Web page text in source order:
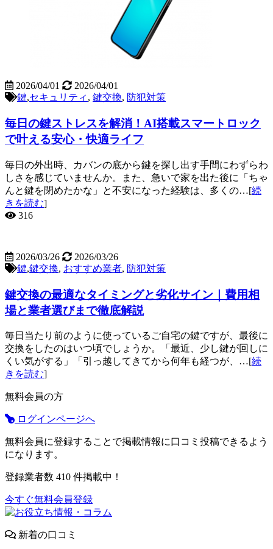
2026/04/01
2026/04/01
鍵,セキュリティ , 鍵交換, 防犯対策
毎日の鍵ストレスを解消！AI搭載スマートロック
で叶える安心・快適ライフ
毎日の外出時、カバンの底から鍵を探し出す手間にわずらわ
しさを感じていませんか。また、急いで家を出た後に「ちゃ
んと鍵を閉めたかな」と不安になった経験は、多くの…[続
きを読む]
316
2026/03/26
2026/03/26
鍵,鍵交換, おすすめ業者, 防犯対策
鍵交換の最適なタイミングと劣化サイン｜費用相
場と業者選びまで徹底解説
毎日当たり前のように使っているご自宅の鍵ですが、最後に
交換をしたのはいつ頃でしょうか。「最近、少し鍵が回しに
くい気がする」「引っ越してきてから何年も経つが、…[続
きを読む]
無料会員の方
ログインページへ
無料会員に登録することで掲載情報に口コミ投稿できるよう
になります。
登録業者数 410 件掲載中！
今すぐ無料会員登録
新着の口コミ